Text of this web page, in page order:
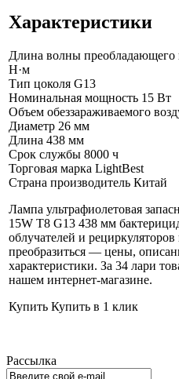
Характеристики
Длина волны преобладающего
Н·м
Тип цоколя G13
Номинальная мощность 15 Вт
Объем обеззараживаемого
Диаметр 26 мм
Длина 438 мм
Срок службы 8000 ч
Торговая марка LightBest
Страна производитель Китай
Лампа ультрафиолетовая
15W T8 G13 438 мм
облучателей и
преобразиться — цены,
характеристики. За 34 лари
нашем интернет-магазине.
Купить Купить в 1 клик
Рассылка